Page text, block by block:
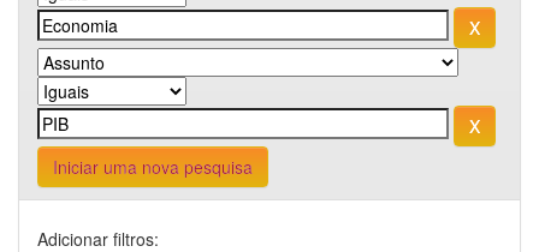
Iniciar uma nova pesquisa
Adicionar filtros: